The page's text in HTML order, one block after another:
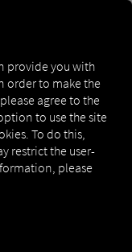
|
provide you with
order to make the
agree to the
to use the site
To do this,
restrict the user-
please